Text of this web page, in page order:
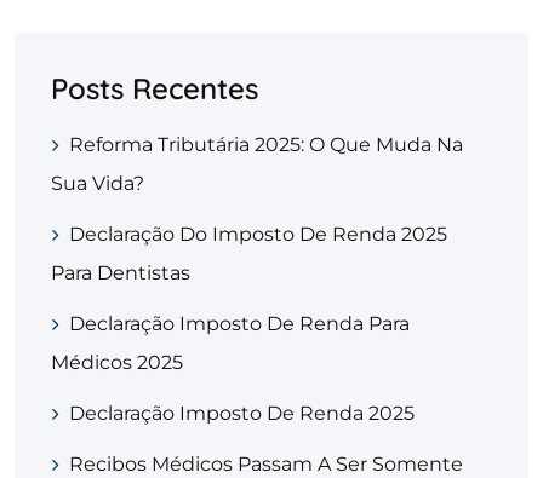
Posts Recentes
Reforma Tributária 2025: O Que Muda Na
Sua Vida?
Declaração Do Imposto De Renda 2025
Para Dentistas
Declaração Imposto De Renda Para
Médicos 2025
Declaração Imposto De Renda 2025
Recibos Médicos Passam A Ser Somente